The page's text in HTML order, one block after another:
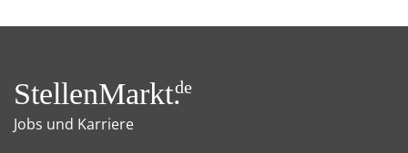
StellenMarkt.de
Jobs und Karriere